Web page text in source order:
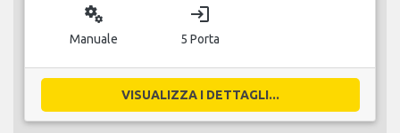
miscellaneous_services
Manuale
login
5 Porta
VISUALIZZA I DETTAGLI...